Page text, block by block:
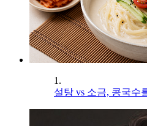
1.
설탕 vs 소금, 콩국수